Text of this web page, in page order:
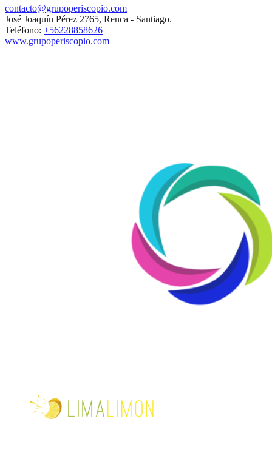
contacto@grupoperiscopio.com
José Joaquín Pérez 2765, Renca - Santiago.
Teléfono: +56228858626
www.grupoperiscopio.com